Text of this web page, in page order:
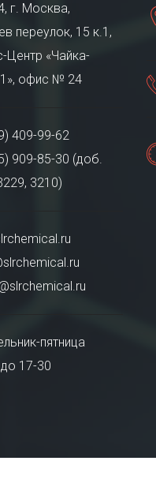
г. Москва,
переулок, 15 к.1,
Центр «Чайка-
офис № 24
409-99-62
909-85-30 (доб.
3210)
пятница
17-30